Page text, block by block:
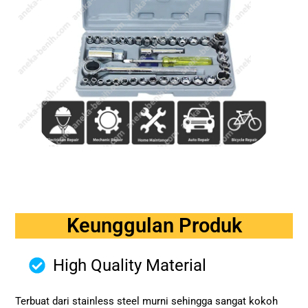
Keunggulan Produk
High Quality Material
Terbuat dari stainless steel murni sehingga sangat kokoh